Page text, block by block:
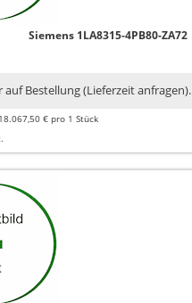
Siemens 1LA8315-4PB80-ZA72
auf Bestellung (Lieferzeit anfragen).
18.067,50 € pro 1 Stück